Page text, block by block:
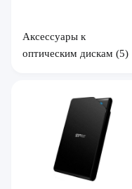
Аксессуары к
оптическим дискам (5)